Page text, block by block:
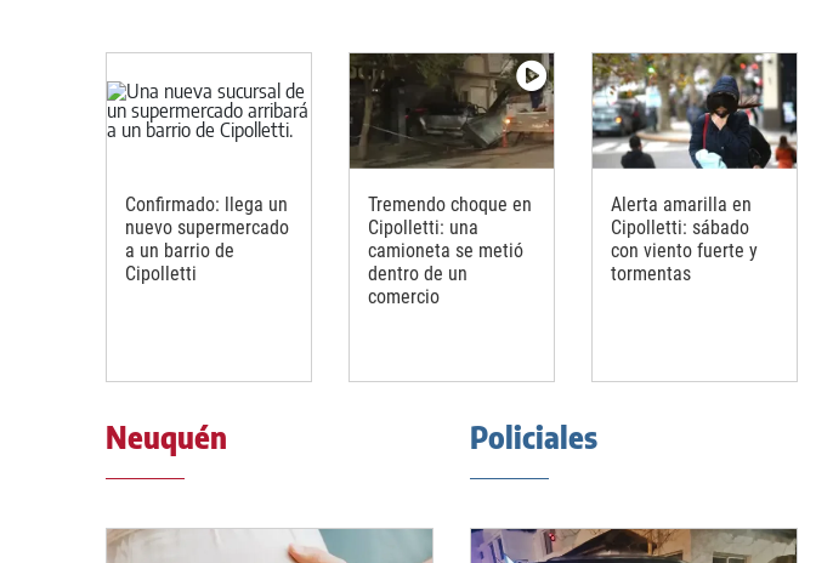
Confirmado: llega un
nuevo supermercado
a un barrio de
Cipolletti
Tremendo choque en
Cipolletti: una
camioneta se metió
dentro de un
comercio
Alerta amarilla en
Cipolletti: sábado
con viento fuerte y
tormentas
Neuquén Policiales